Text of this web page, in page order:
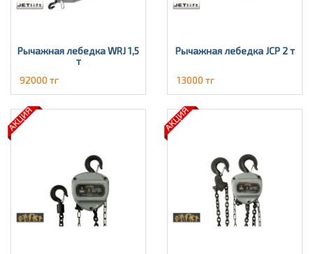
Рычажная лебедка WRJ 1,5
т
92000 тг
Рычажная лебедка JCP 2 т
13000 тг